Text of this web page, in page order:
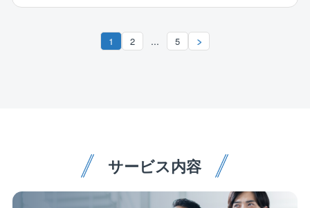
基本的に大型案件の掛け持ちはありません。
一つの案件に集中して取り組むため、無理なく質の高
携わり、業績も好調で黒字経営を続けています。阪急
阪神東宝グループ内外からの受注も順調に増加してお
り、安定した経営基盤を誇ります。
トにおいて、機械設備の更新・改修工事の施工管理業
水処理事業部‐上下水本部または産業水処理部
1 2 ... 5
サービス内容